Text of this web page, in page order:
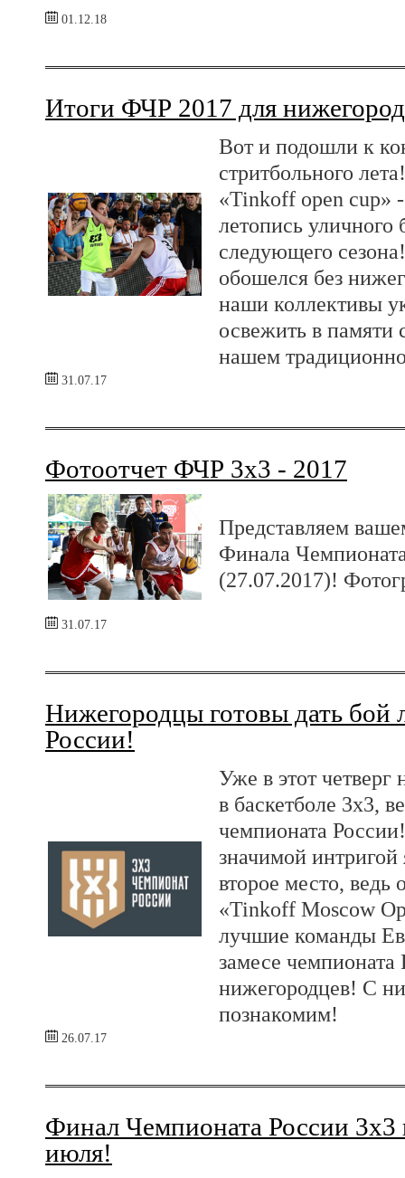
01.12.18
Итоги ФЧР 2017 для
Вот и подошли к
стритбольного
«Tinkoff open cup»
летопись уличного
следующего
обошелся без
наши коллективы
освежить в памяти
нашем
31.07.17
Фотоотчет ФЧР 3х3 - 2017
Представляем
Финала
(27.07.2017)!
31.07.17
Нижегородцы готовы дать
России!
Уже в этот четверг
в баскетболе 3х3,
чемпионата
значимой интригой
второе место, ведь
«Tinkoff Moscow
лучшие команды
замесе
нижегородцев! С
познакомим!
26.07.17
Финал Чемпионата России
июля!